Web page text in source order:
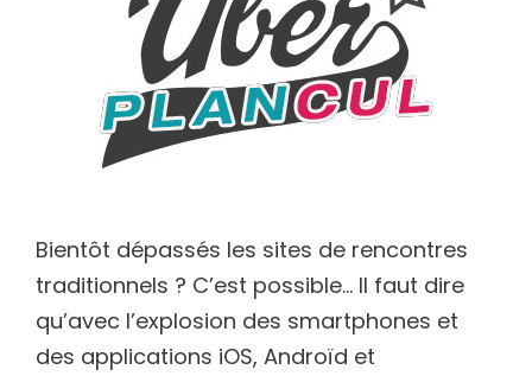
Bientôt dépassés les sites de rencontres
traditionnels ? C’est possible… Il faut dire
qu’avec l’explosion des smartphones et
des applications iOS, Androïd et